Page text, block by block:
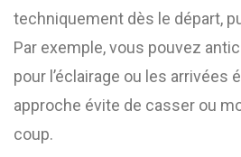
techniquement dès le départ,
Par exemple, vous pouvez
pour l’éclairage ou les arrivées
approche évite de casser ou
coup.